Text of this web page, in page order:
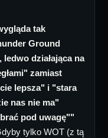
tak
Ground
działająca na
zamiast
lepsza" i "stara
nas nie ma"
pod uwagę""
tylko WOT (z tą